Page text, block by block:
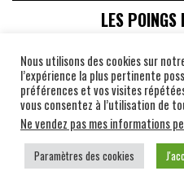
LES POINGS
Nous utilisons des cookies sur
l’expérience la plus pertinente
préférences et vos visites
vous consentez à l’utilisation de
Ne vendez pas mes informations
Paramètres des cookies